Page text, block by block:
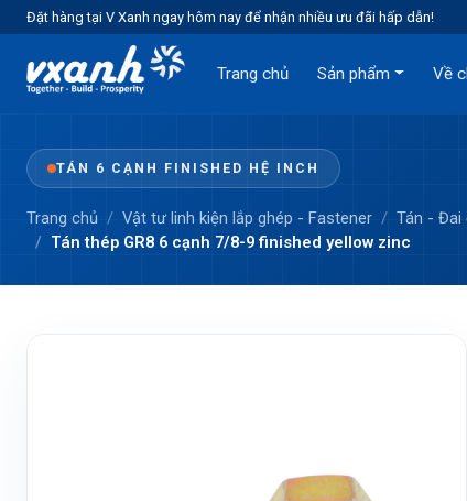
Đặt hàng tại V Xanh ngay hôm nay để nhận nhiều ưu đãi hấp dẫn!
Trang chủ Sản phẩm Về
TÁN 6 CẠNH FINISHED HỆ INCH
Trang chủ Vật tư linh kiện lắp ghép - Fastener Tán - Đai
Tán thép GR8 6 cạnh 7/8-9 finished yellow zinc